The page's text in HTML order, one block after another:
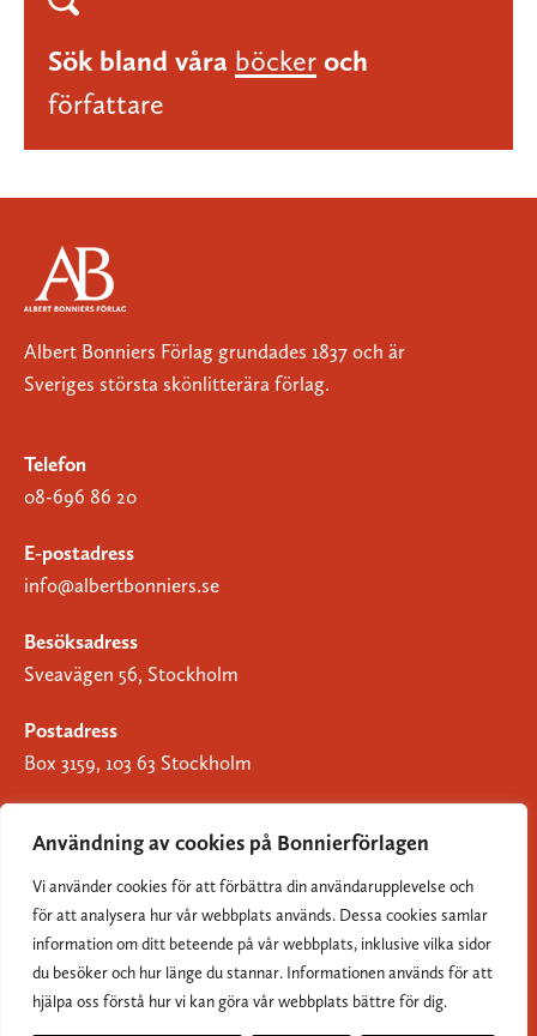
Användning av cookies på Bonnierförlagen
Vi använder cookies för att förbättra din användarupplevelse och
för att analysera hur vår webbplats används. Dessa cookies samlar
information om ditt beteende på vår webbplats, inklusive vilka sidor
du besöker och hur länge du stannar. Informationen används för att
hjälpa oss förstå hur vi kan göra vår webbplats bättre för dig.
Sök bland våra böcker och
författare
Albert Bonniers Förlag grundades 1837 och är
Sveriges största skönlitterära förlag.
Telefon
08-696 86 20
E-postadress
info@albertbonniers.se
Besöksadress
Sveavägen 56, Stockholm
Postadress
Box 3159, 103 63 Stockholm
Om Bonnierförlagen
Cookies
Integritetspolicy